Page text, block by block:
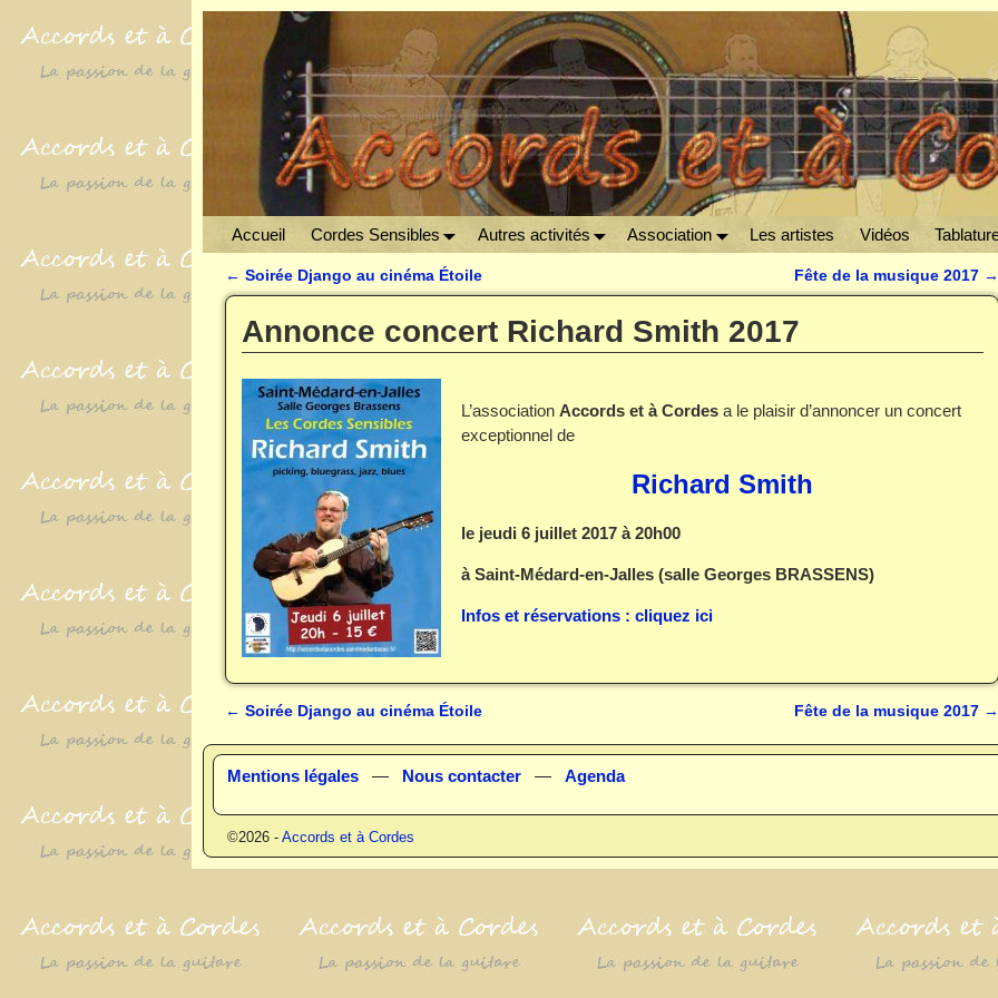
Accueil Cordes Sensibles Autres activités Association Les artistes Vidéos
Navigation des articles
← Soirée Django au cinéma Étoile Fête de la musique 2017 →
Annonce concert Richard Smith 2017
L’associationAccords et à Cordes a le plaisir d’annoncer un concert
exceptionnel de
Richard Smith
le jeudi 6 juillet 2017 à 20h00
à Saint-Médard-en-Jalles (salle Georges BRASSENS)
Infos et réservations : cliquez ici
← Soirée Django au cinéma Étoile Fête de la musique 2017 →
Mentions légales — Nous contacter — Agenda
©2026 - Accords et à Cordes